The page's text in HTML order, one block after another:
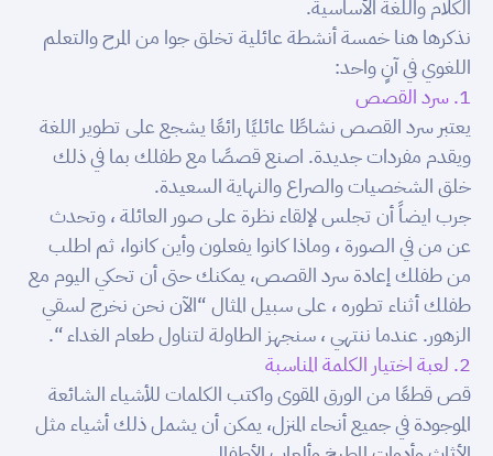
الكلام واللغة الأساسية.
نذكرها هنا خمسة أنشطة عائلية تخلق جوا من المرح والتعلم
اللغوي في آنٍ واحد:
1. سرد القصص
يعتبر سرد القصص نشاطًا عائليًا رائعًا يشجع على تطوير اللغة
ويقدم مفردات جديدة. اصنع قصصًا مع طفلك بما في ذلك
خلق الشخصيات والصراع والنهاية السعيدة.
جرب ايضاً أن تجلس لإلقاء نظرة على صور العائلة ، وتحدث
عن من في الصورة ، وماذا كانوا يفعلون وأين كانوا، ثم اطلب
من طفلك إعادة سرد القصص، يمكنك حتى أن تحكي اليوم مع
طفلك أثناء تطوره ، على سبيل المثال “الآن نحن نخرج لسقي
الزهور. عندما ننتهي ، سنجهز الطاولة لتناول طعام الغداء “.
2. لعبة اختيار الكلمة المناسبة
قص قطعًا من الورق المقوى واكتب الكلمات للأشياء الشائعة
الموجودة في جميع أنحاء المنزل، يمكن أن يشمل ذلك أشياء مثل